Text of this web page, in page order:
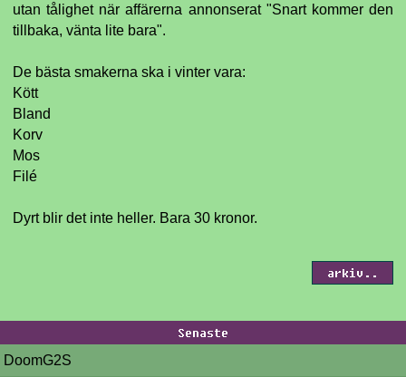
Senaste
DoomG2S
utan tålighet när affärerna annonserat "Snart kommer den
tillbaka, vänta lite bara".
De bästa smakerna ska i vinter vara:
Kött
Bland
Korv
Mos
Filé
Dyrt blir det inte heller. Bara 30 kronor.
arkiv..